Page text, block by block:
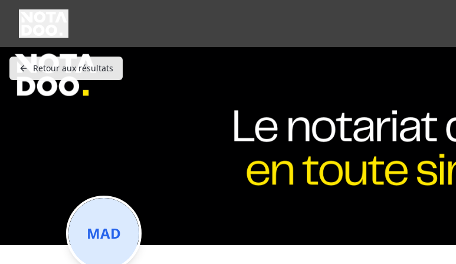
Retour aux résultats
MAD